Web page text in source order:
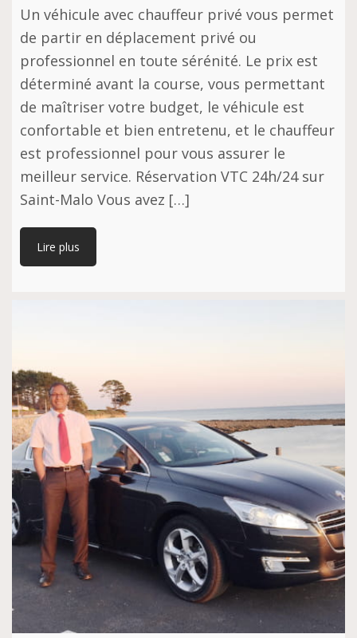
Un véhicule avec chauffeur privé vous permet
de partir en déplacement privé ou
professionnel en toute sérénité. Le prix est
déterminé avant la course, vous permettant
de maîtriser votre budget, le véhicule est
confortable et bien entretenu, et le chauffeur
est professionnel pour vous assurer le
meilleur service. Réservation VTC 24h/24 sur
Saint-Malo Vous avez […]
Lire plus